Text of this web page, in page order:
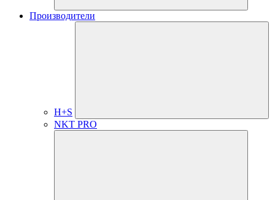
Производители
H+S
NKT PRO